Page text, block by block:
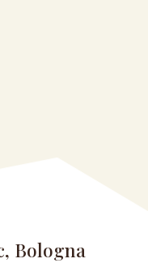
Bologna